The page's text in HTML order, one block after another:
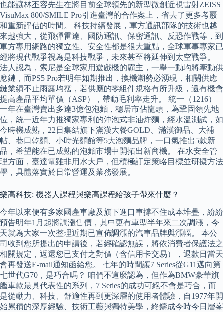
也能讓林丕容先生在將目前全球領先的新型微創近視雷射ZEISS
VisuMax 800/SMILE Pro引進臺灣的合作案上，省去了更多考覈
和重新評估的時間。 科技持續發展，軍方通訊部隊的技術也越
來越強大，從飛彈雷達、國防通訊、保密通訊、反恐作戰等，到
軍方專用網路的獨立性、安全性都是很大重點，全球軍事專家已
經將現代戰爭視為是科技戰爭，未來甚至將延伸到太空戰爭。
法人認為，索尼是全球家用遊戲機的霸主，一舉一動均將牽動供
應鏈，而PS5 Pro若明年如期推出，換機潮勢必湧現，相關供應
鏈業績不止雨露均霑，若供應的零組件規格有所升級，還有機會
提高產品平均單價（ASP），帶動毛利率走升。 統一（1216）
一年在臺灣賣出多達3億包泡麵，穩居市佔龍頭，為鞏固領先地
位，統一近年力推獨家專利的沖泡式非油炸麵，經水溫測試，如
今時機成熟，22日集結旗下滿漢大餐GOLD、滿漢御品、大補
帖、巷口乾麵、小時光麵館等5大泡麵品牌，一口氣推出5款新
品，希望能在已成熟的泡麵市場中開拓出新商機。 在水安全管
理方面，臺達電雖非用水大戶，但積極訂定策略目標並研擬方法
學，具體落實於日常營運及業務發展。
樂高科技: 機器人課程與樂高課程給孩子帶來什麼？
今年以來便有多家國產車廠及旗下進口車撐不住成本堆疊，紛紛
預告明年1月起將調漲售價，其中更有車型半年來二次調漲，今
天就為大家一次整理近期已宣佈調漲的汽車品牌與漲幅。 本公
司收到您所提出的申請後，若經確認無誤，將依消費者保護法之
相關規定，返還您已支付之對價（含信用卡交易），退款日當天
會再發送E-mail通知函給您。 七年的時間讓7 Series從G11邁向第
七世代G70，是巧合嗎？ 咱們不這麼認為，但作為BMW豪華旗
艦車款最具代表性的系列，7 Series的成功可絕不會是巧合，而
是從動力、科技、舒適性再到更深層的使用者體驗，自1977年開
始累積的深厚經驗、技術工藝與獨特美學，終鑄成今時今日層峯